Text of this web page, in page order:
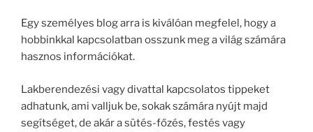
Egy személyes blog arra is kiválóan megfelel, hogy a
hobbinkkal kapcsolatban osszunk meg a világ számára
hasznos információkat.
Lakberendezési vagy divattal kapcsolatos tippeket
adhatunk, ami valljuk be, sokak számára nyújt majd
segítséget, de akár a sütés-főzés, festés vagy